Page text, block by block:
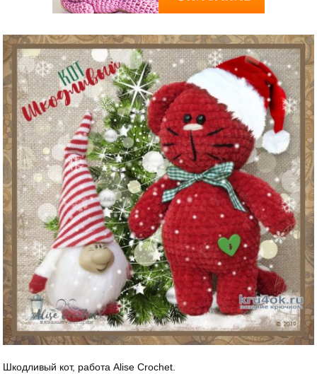
Шкодливый кот, работа Alise Crochet.